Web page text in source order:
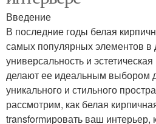
Введение
В последние годы белая
самых популярных элементов в
универсальность и
делают ее идеальным выбором
уникального и стильного
рассмотрим, как белая
transformировать ваш интерьер,